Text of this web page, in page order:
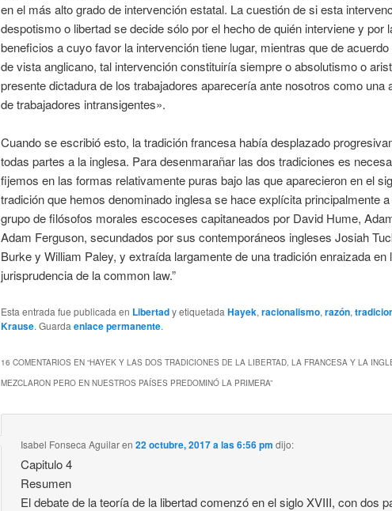
en el más alto grado de intervención estatal. La cuestión de si esta
despotismo o libertad se decide sólo por el hecho de quién interviene y por
beneficios a cuyo favor la intervención tiene lugar, mientras que de
de vista anglicano, tal intervención constituiría siempre o absolutismo o
presente dictadura de los trabajadores aparecería ante nosotros como una
de trabajadores intransigentes».
Cuando se escribió esto, la tradición francesa había desplazado
todas partes a la inglesa. Para desenmarañar las dos tradiciones es
fijemos en las formas relativamente puras bajo las que aparecieron en el
tradición que hemos denominado inglesa se hace explícita principalmente
grupo de filósofos morales escoceses capitaneados por David Hume,
Adam Ferguson, secundados por sus contemporáneos ingleses Josiah
Burke y William Paley, y extraída largamente de una tradición enraizada en
jurisprudencia de la common law.”
Esta entrada fue publicada en Libertady etiquetada Hayek, racionalismo, razón,
Krause. Guarda enlace permanente.
16 COMENTARIOS EN “HAYEK Y LAS DOS TRADICIONES DE LA LIBERTAD, LA FRANCESA Y LA
MEZCLARON PERO EN NUESTROS PAÍSES PREDOMINÓ LA PRIMERA”
Isabel Fonseca Aguilaren22 octubre, 2017 a las 6:56 pm dijo:
Capitulo 4
Resumen
El debate de la teoría de la libertad comenzó en el siglo XVIII, con dos